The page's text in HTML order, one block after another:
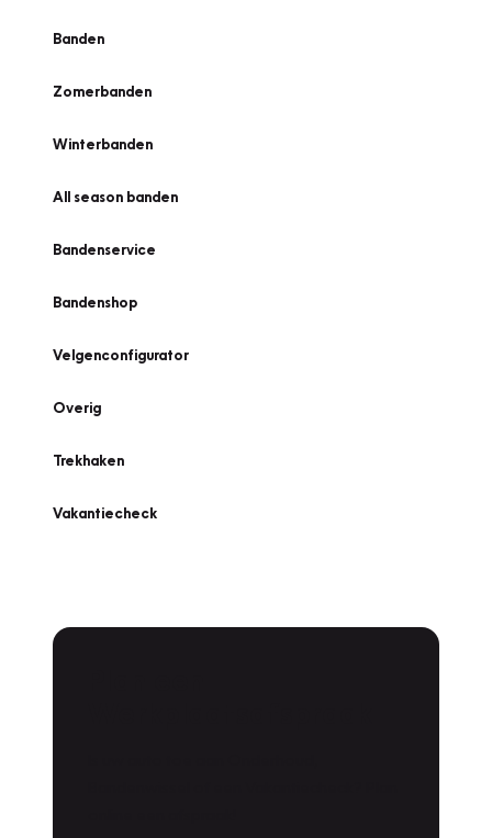
Banden
Zomerbanden
Winterbanden
All season banden
Bandenservice
Bandenshop
Velgenconfigurator
Overig
Trekhaken
Vakantiecheck